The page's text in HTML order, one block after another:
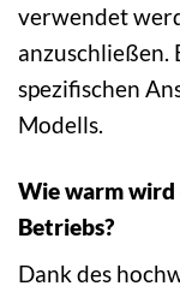
verwendet
anzuschließen.
spezifischen
Modells.
Wie warm wird
Betriebs?
Dank des